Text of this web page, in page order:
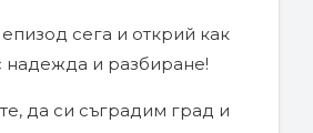
сега и открий как
и разбиране!
да си съградим град и